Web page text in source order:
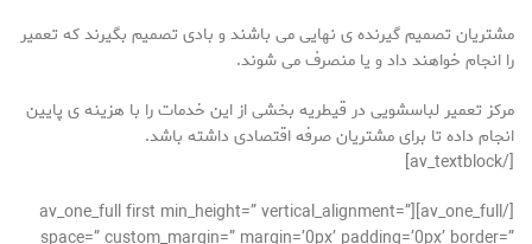
مشتریان تصمیم گیرنده ی نهایی می باشند و بادی تصمیم بگیرند که تعمیر
را انجام خواهند داد و یا منصرف می شوند.
مرکز تعمیر لباسشویی در قیطریه بخشی از این خدمات را با هزینه ی پایین
انجام داده تا برای مشتریان صرفه اقتصادی داشته باشد.
[/av_textblock]
[/av_one_full][av_one_full first min_height=” vertical_alignment=”
space=” custom_margin=” margin=’0px’ padding=’0px’ border=”